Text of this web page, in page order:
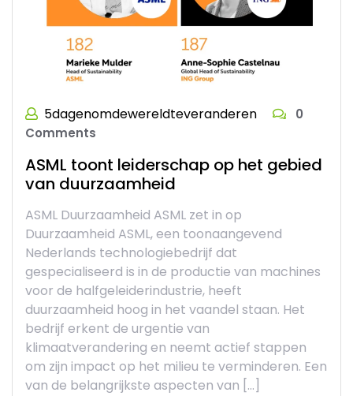
5dagenomdewereldteveranderen
0
Comments
ASML toont leiderschap op het gebied
van duurzaamheid
ASML Duurzaamheid ASML zet in op
Duurzaamheid ASML, een toonaangevend
Nederlands technologiebedrijf dat
gespecialiseerd is in de productie van machines
voor de halfgeleiderindustrie, heeft
duurzaamheid hoog in het vaandel staan. Het
bedrijf erkent de urgentie van
klimaatverandering en neemt actief stappen
om zijn impact op het milieu te verminderen. Een
van de belangrijkste aspecten van […]